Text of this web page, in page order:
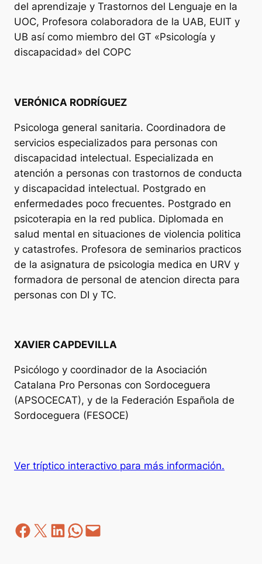
del aprendizaje y Trastornos del Lenguaje en la
UOC, Profesora colaboradora de la UAB, EUIT y
UB así como miembro del GT «Psicología y
discapacidad» del COPC
VERÓNICA RODRÍGUEZ
Psicologa general sanitaria. Coordinadora de
servicios especializados para personas con
discapacidad intelectual. Especializada en
atención a personas con trastornos de conducta
y discapacidad intelectual. Postgrado en
enfermedades poco frecuentes. Postgrado en
psicoterapia en la red publica. Diplomada en
salud mental en situaciones de violencia politica
y catastrofes. Profesora de seminarios practicos
de la asignatura de psicologia medica en URV y
formadora de personal de atencion directa para
personas con DI y TC.
XAVIER CAPDEVILLA
Psicólogo y coordinador de la Asociación
Catalana Pro Personas con Sordoceguera
(APSOCECAT), y de la Federación Española de
Sordoceguera (FESOCE)
Ver tríptico interactivo para más información.
Facebook
Z LinkedIn
WhatsApp
correo electrónico